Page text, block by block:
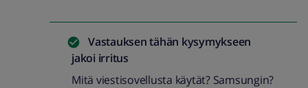
Vastauksen tähän kysymykseen
jakoi irritus
Mitä viestisovellusta käytät? Samsungin?